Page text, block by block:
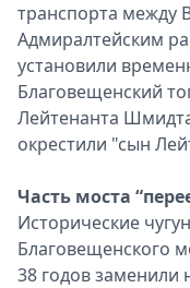
транспорта между
Адмиралтейским
установили
Благовещенский
Лейтенанта
окрестили "сын
Часть моста
Исторические
Благовещенского
38 годов заменили